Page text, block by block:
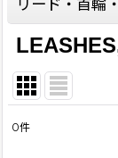
リード・首輪
0件